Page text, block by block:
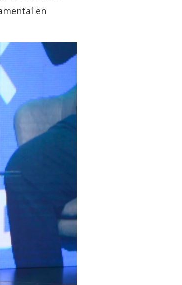
en